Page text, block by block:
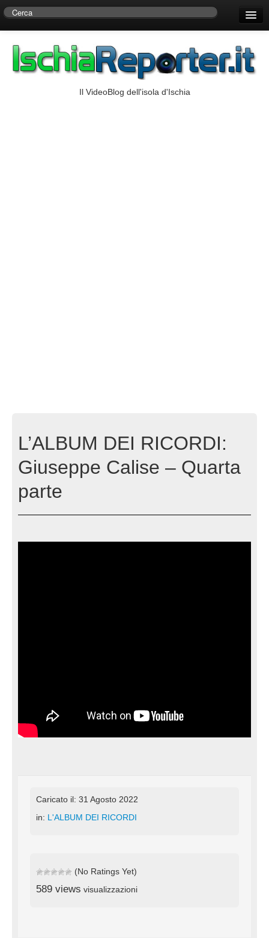
Centro di Ricerche Storiche D’Ambra
Il VideoBlog dell'isola d'Ischia
L’ALBUM DEI RICORDI:
Giuseppe Calise – Quarta
parte
Caricato il: 31 Agosto 2022
in: L'ALBUM DEI RICORDI
(No Ratings Yet)
589 views visualizzazioni